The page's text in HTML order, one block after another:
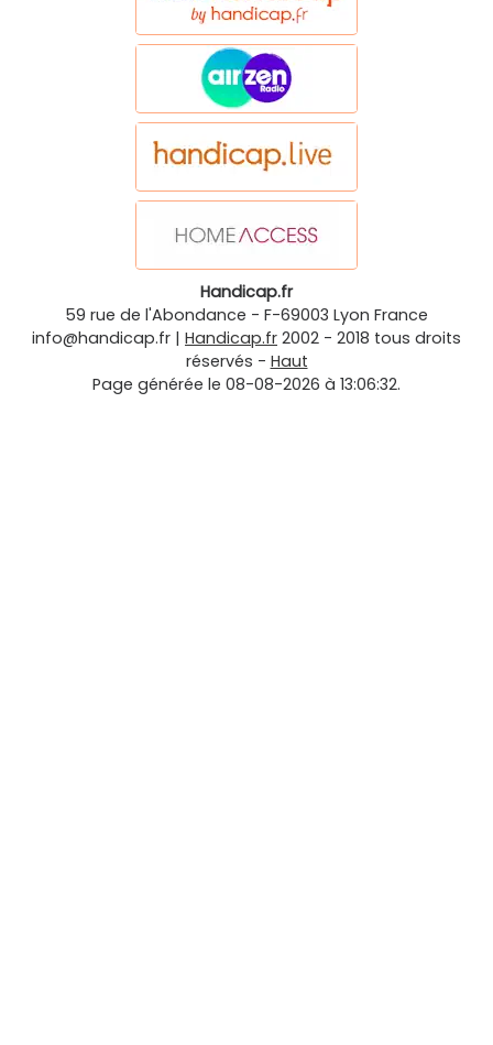
Handicap.fr
59 rue de l'Abondance - F-69003 Lyon France
info@handicap.fr | Handicap.fr 2002 - 2018 tous droits
réservés - Haut
Page générée le 08-08-2026 à 13:06:32.